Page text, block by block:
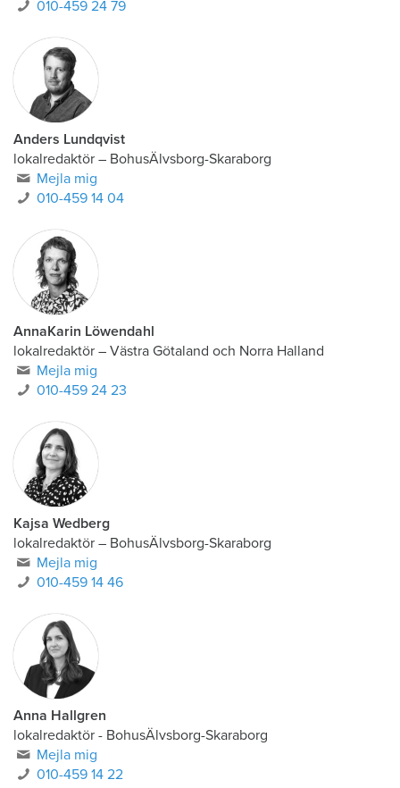
010-459 24 79
Anders Lundqvist
lokalredaktör – BohusÄlvsborg-Skaraborg
Mejla mig
010-459 14 04
AnnaKarin Löwendahl
lokalredaktör – Västra Götaland och Norra Halland
Mejla mig
010-459 24 23
Kajsa Wedberg
lokalredaktör – BohusÄlvsborg-Skaraborg
Mejla mig
010-459 14 46
Anna Hallgren
lokalredaktör - BohusÄlvsborg-Skaraborg
Mejla mig
010-459 14 22